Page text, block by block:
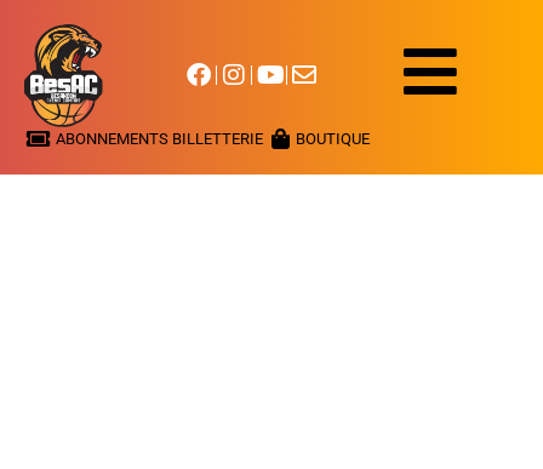
ABONNEMENTS BILLETTERIE BOUTIQUE